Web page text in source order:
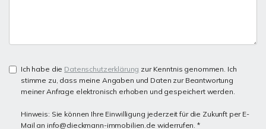
Ich habe die Datenschutzerklärung zur Kenntnis genommen. Ich
stimme zu, dass meine Angaben und Daten zur Beantwortung
meiner Anfrage elektronisch erhoben und gespeichert werden.
Hinweis: Sie können Ihre Einwilligung jederzeit für die Zukunft per E-
Mail an info@dieckmann-immobilien.de widerrufen. *